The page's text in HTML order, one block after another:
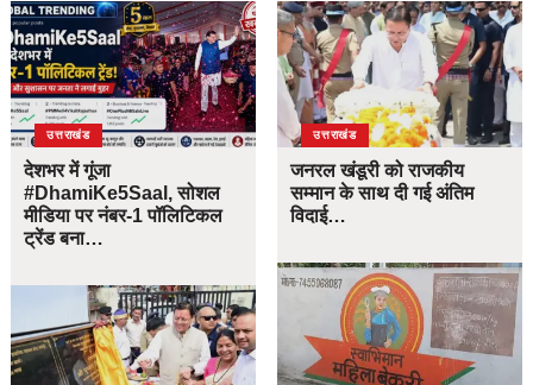
उत्तराखंड
देशभर में गूंजा
#DhamiKe5Saal, सोशल
मीडिया पर नंबर-1 पॉलिटिकल
ट्रेंड बना…
उत्तराखंड
जनरल खंडूरी को राजकीय
सम्मान के साथ दी गई अंतिम
विदाई…